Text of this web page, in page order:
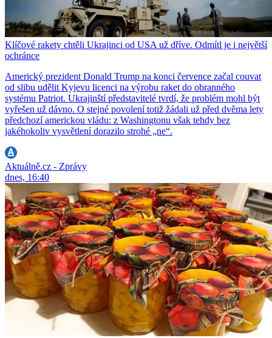
Klíčové rakety chtěli Ukrajinci od USA už dříve. Odmítl je i největší
ochránce
Americký prezident Donald Trump na konci července začal couvat
od slibu udělit Kyjevu licenci na výrobu raket do obranného
systému Patriot. Ukrajinští představitelé tvrdí, že problém mohl být
vyřešen už dávno. O stejné povolení totiž žádali už před dvěma lety
předchozí americkou vládu: z Washingtonu však tehdy bez
jakéhokoliv vysvětlení dorazilo strohé „ne“.
Aktuálně.cz - Zprávy
dnes, 16:40